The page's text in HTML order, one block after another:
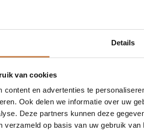
Details
van cookies
content en advertenties te
Ook delen we informatie over uw
Deze partners kunnen deze
verzameld op basis van uw gebruik van